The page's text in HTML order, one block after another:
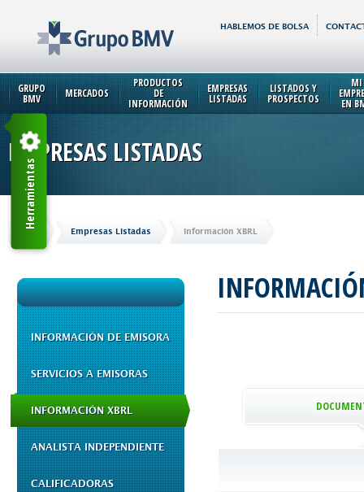
HABLEMOS DE BOLSA
GRUPO
BMV MERCADOS
PRODUCTOS
DE
INFORMACIÓN
EMPRESAS
LISTADAS
LISTADOS Y
PROSPECTOS
MI
EN
EMPRESAS LISTADAS
Inicio Empresas Listadas Información XBRL
INFORMACIÓN DE EMISORA
SERVICIOS A EMISORAS
INFORMACIÓN XBRL
ANALISTA INDEPENDIENTE
CALIFICADORAS
Herramientas